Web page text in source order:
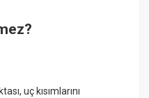
uç kısımlarını